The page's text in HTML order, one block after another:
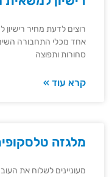
רוצים לדעת מחיר
אחד מכלי התחבורה
סחורות ותפוצה
קרא עוד »
מלגזה
מעוניינים לשלוח את